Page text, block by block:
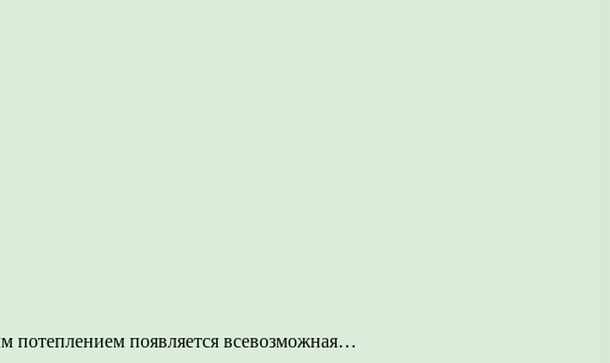
потеплением появляется всевозможная…